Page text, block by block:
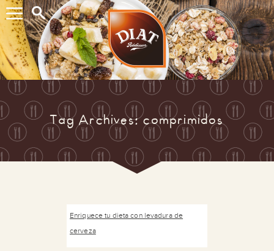
Buscar...
Tag Archives: comprimidos
Enriquece tu dieta con levadura de
cerveza